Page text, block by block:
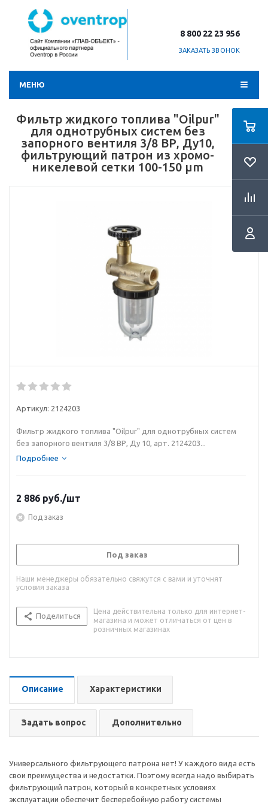
8 800 22 23 956
ЗАКАЗАТЬ ЗВОНОК
МЕНЮ
Фильтр жидкого топлива "Oilpur"
для однотрубных систем без
запорного вентиля 3/8 ВР, Ду10,
фильтрующий патрон из хромо-
никелевой сетки 100-150 µm
Артикул: 2124203
Фильтр жидкого топлива "Oilpur" для однотрубных систем
без запорного вентиля 3/8 ВР, Ду 10, арт. 2124203...
Подробнее
2 886 руб./шт
Под заказ
Под заказ
Наши менеджеры обязательно свяжутся с вами и уточнят
условия заказа
Поделиться
Цена действительна только для интернет-
магазина и может отличаться от цен в
розничных магазинах
Описание Характеристики
Задать вопрос Дополнительно
Универсального фильтрующего патрона нет! У каждого вида есть
свои преимущества и недостатки. Поэтому всегда надо выбирать
фильтрующий патрон, который в конкретных условиях
эксплуатации обеспечит бесперебойную работу системы